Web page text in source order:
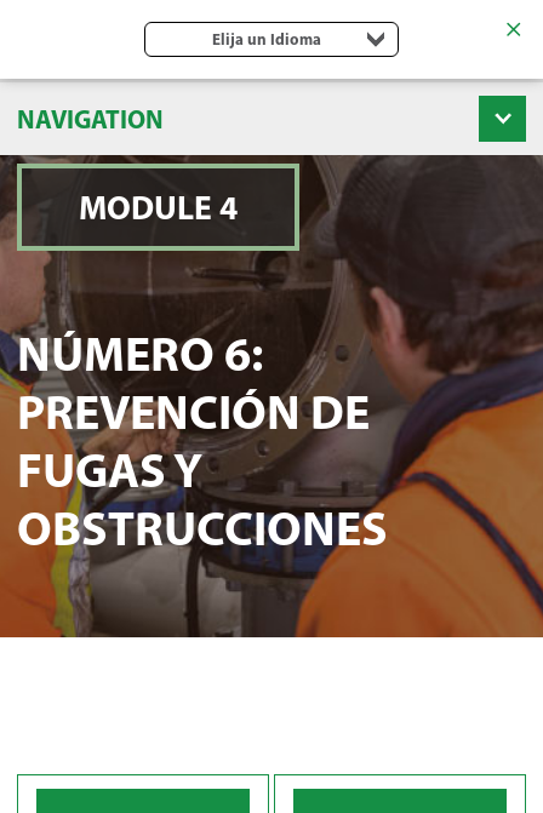
Elija un Idioma
NAVIGATION
MODULE 4
NÚMERO 6:
PREVENCIÓN DE
FUGAS Y
OBSTRUCCIONES